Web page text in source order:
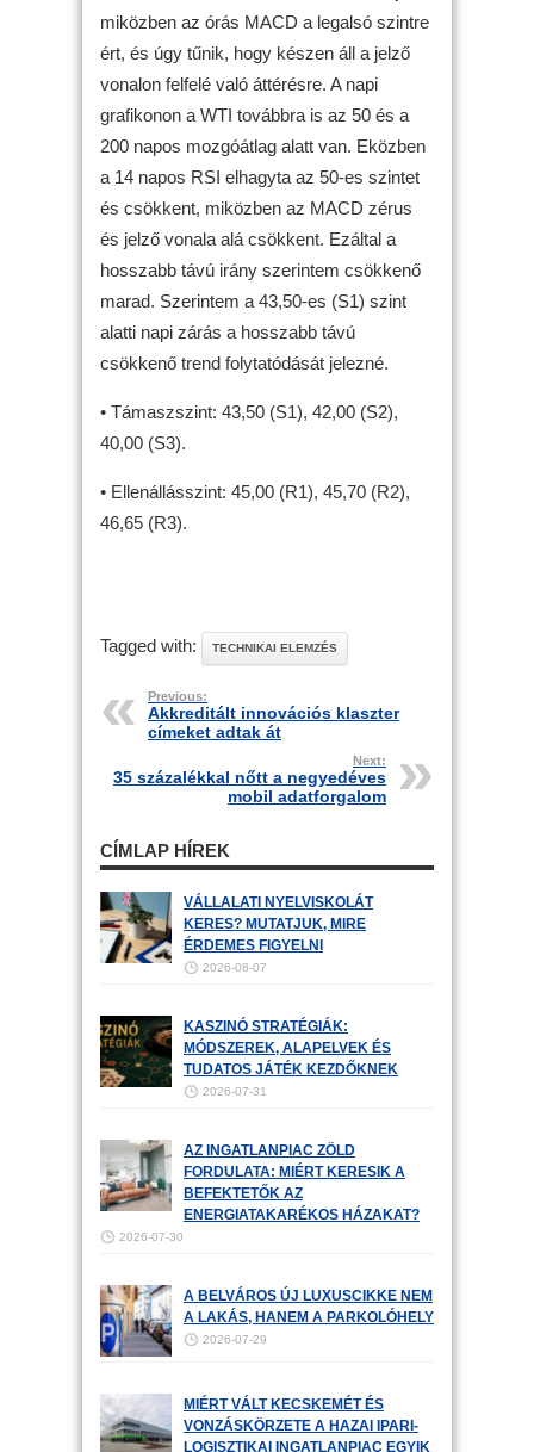
miközben az órás MACD a legalsó szintre
ért, és úgy tűnik, hogy készen áll a jelző
vonalon felfelé való áttérésre. A napi
grafikonon a WTI továbbra is az 50 és a
200 napos mozgóátlag alatt van. Eközben
a 14 napos RSI elhagyta az 50-es szintet
és csökkent, miközben az MACD zérus
és jelző vonala alá csökkent. Ezáltal a
hosszabb távú irány szerintem csökkenő
marad. Szerintem a 43,50-es (S1) szint
alatti napi zárás a hosszabb távú
csökkenő trend folytatódását jelezné.
• Támaszszint: 43,50 (S1), 42,00 (S2),
40,00 (S3).
• Ellenállásszint: 45,00 (R1), 45,70 (R2),
46,65 (R3).
Tagged with: TECHNIKAI ELEMZÉS
Previous:
Akkreditált innovációs klaszter
címeket adtak át
Next:
35 százalékkal nőtt a negyedéves
mobil adatforgalom
CÍMLAP HÍREK
VÁLLALATI NYELVISKOLÁT
KERES? MUTATJUK, MIRE
ÉRDEMES FIGYELNI
2026-08-07
KASZINÓ STRATÉGIÁK:
MÓDSZEREK, ALAPELVEK ÉS
TUDATOS JÁTÉK KEZDŐKNEK
2026-07-31
AZ INGATLANPIAC ZÖLD
FORDULATA: MIÉRT KERESIK A
BEFEKTETŐK AZ
ENERGIATAKARÉKOS HÁZAKAT?
2026-07-30
A BELVÁROS ÚJ LUXUSCIKKE NEM
A LAKÁS, HANEM A PARKOLÓHELY
2026-07-29
MIÉRT VÁLT KECSKEMÉT ÉS
VONZÁSKÖRZETE A HAZAI IPARI-
LOGISZTIKAI INGATLANPIAC EGYIK